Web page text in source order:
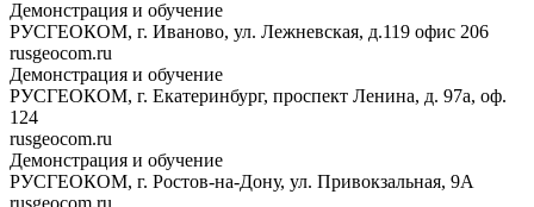
Демонстрация и обучение
РУСГЕОКОМ, г. Иваново, ул. Лежневская, д.119 офис 206
rusgeocom.ru
Демонстрация и обучение
РУСГЕОКОМ, г. Екатеринбург, проспект Ленина, д. 97а, оф.
124
rusgeocom.ru
Демонстрация и обучение
РУСГЕОКОМ, г. Ростов-на-Дону, ул. Привокзальная, 9А
rusgeocom.ru